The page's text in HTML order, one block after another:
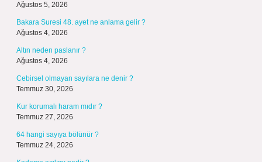
Ağustos 5, 2026
Bakara Suresi 48. ayet ne anlama gelir ?
Ağustos 4, 2026
Altın neden paslanır ?
Ağustos 4, 2026
Cebirsel olmayan sayılara ne denir ?
Temmuz 30, 2026
Kur korumalı haram mıdır ?
Temmuz 27, 2026
64 hangi sayıya bölünür ?
Temmuz 24, 2026